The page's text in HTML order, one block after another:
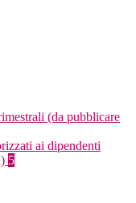
(da pubblicare
ai dipendenti
5